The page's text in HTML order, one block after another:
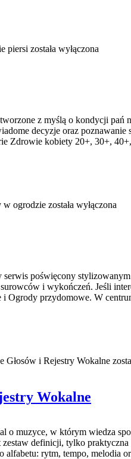
piersi została wyłączona
z myślą o kondycji pań
decyzje oraz
Zdrowie kobiety 20+, 30+,
w ogrodzie została wyłączona
poświęcony
i wykończeń. Jeśli
Ogrody przydomowe. W
Głosów i Rejestry Wokalne
Wokalne
o muzyce, w którym wiedza
definicji, tylko
alfabetu: rytm, tempo, melodia